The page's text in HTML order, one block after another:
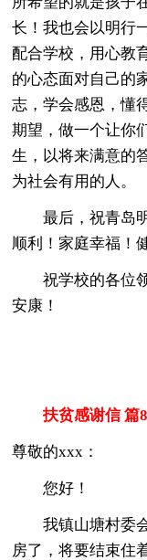
长！我也会以明行
配合学校，用心教
的心态面对自己的
志，学会感恩，懂
期望，做一个让你
生，以将来满意的
为社会有用的人。
最后，祝青岛明
顺利！家庭幸福！
祝学校的各位领
安康！
扶贫感谢信 篇8
尊敬的xxx：
您好！
我镇山塘村委会
房了，将要结束住